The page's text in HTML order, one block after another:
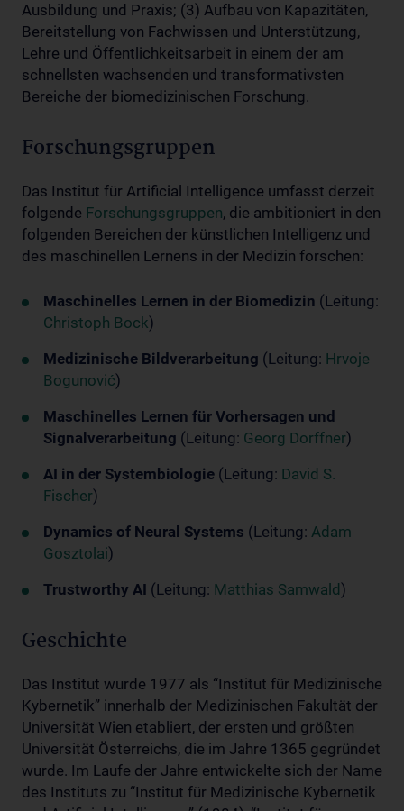
Ausbildung und Praxis; (3) Aufbau von Kapazitäten,
Bereitstellung von Fachwissen und Unterstützung,
Lehre und Öffentlichkeitsarbeit in einem der am
schnellsten wachsenden und transformativsten
Bereiche der biomedizinischen Forschung.
Forschungsgruppen
Das Institut für Artificial Intelligence umfasst derzeit
folgende Forschungsgruppen, die ambitioniert in den
folgenden Bereichen der künstlichen Intelligenz und
des maschinellen Lernens in der Medizin forschen:
Maschinelles Lernen in der Biomedizin (Leitung:
Christoph Bock)
Medizinische Bildverarbeitung (Leitung: Hrvoje
Bogunović)
Maschinelles Lernen für Vorhersagen und
Signalverarbeitung (Leitung: Georg Dorffner)
AI in der Systembiologie (Leitung: David S.
Fischer)
Dynamics of Neural Systems (Leitung: Adam
Gosztolai)
Trustworthy AI (Leitung: Matthias Samwald )
Geschichte
Das Institut wurde 1977 als “Institut für Medizinische
Kybernetik” innerhalb der Medizinischen Fakultät der
Universität Wien etabliert, der ersten und größten
Universität Österreichs, die im Jahre 1365 gegründet
wurde. Im Laufe der Jahre entwickelte sich der Name
des Instituts zu “Institut für Medizinische Kybernetik